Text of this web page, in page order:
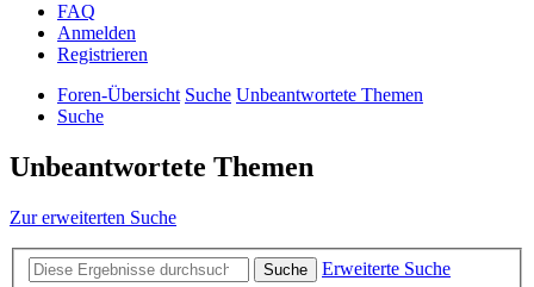
FAQ
Anmelden
Registrieren
Foren-Übersicht Suche Unbeantwortete Themen
Suche
Unbeantwortete Themen
Zur erweiterten Suche
Suche
Erweiterte Suche